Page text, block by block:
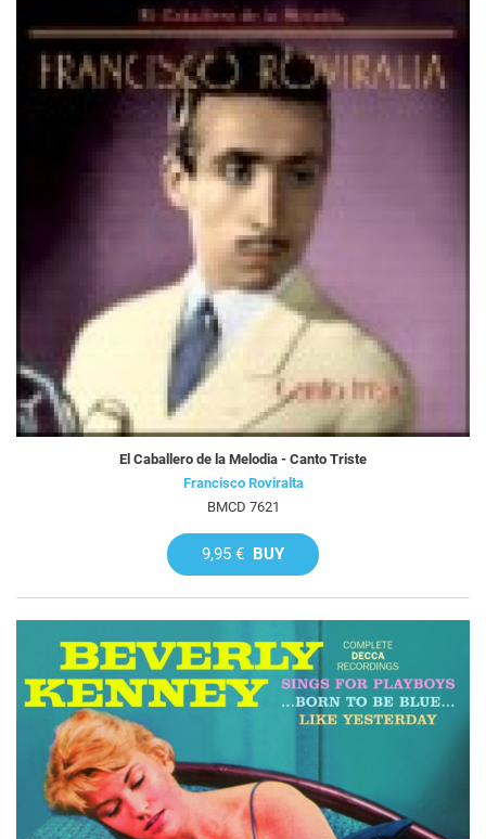
El Caballero de la Melodia - Canto Triste
Francisco Roviralta
BMCD 7621
9,95 € BUY